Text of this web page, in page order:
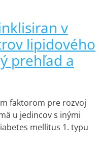
v
lipidového
prehľad a
faktorom pre rozvoj
u jedincov s inými
mellitus 1. typu